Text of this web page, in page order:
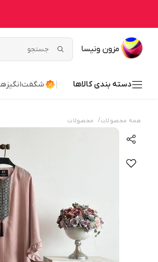
مزون ونیسا
دسته بندی کالاها
همه محصولات/ محصولات